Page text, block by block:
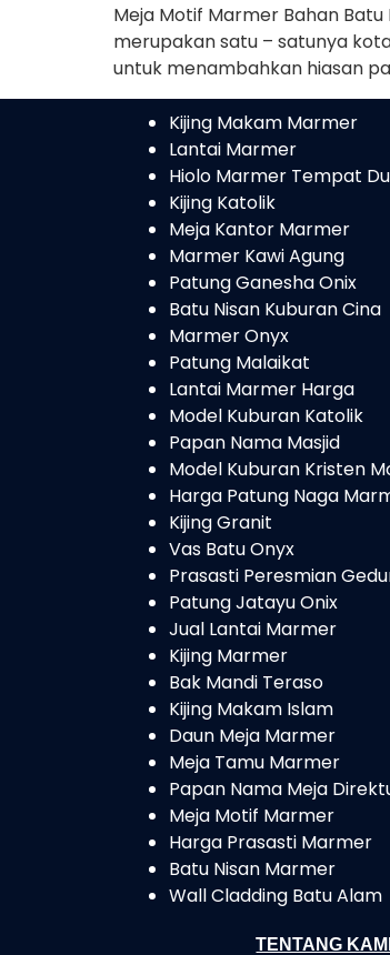
Meja Motif Marmer Bahan
merupakan satu – satunya
untuk menambahkan hiasan
Kijing Makam Marmer
Lantai Marmer
Hiolo Marmer Tempat
Kijing Katolik
Meja Kantor Marmer
Marmer Kawi Agung
Patung Ganesha Onix
Batu Nisan Kuburan Cina
Marmer Onyx
Patung Malaikat
Lantai Marmer Harga
Model Kuburan Katolik
Papan Nama Masjid
Model Kuburan Kristen
Harga Patung Naga
Kijing Granit
Vas Batu Onyx
Prasasti Peresmian
Patung Jatayu Onix
Jual Lantai Marmer
Kijing Marmer
Bak Mandi Teraso
Kijing Makam Islam
Daun Meja Marmer
Meja Tamu Marmer
Papan Nama Meja
Meja Motif Marmer
Harga Prasasti Marmer
Batu Nisan Marmer
Wall Cladding Batu Alam
TENTANG KAMI